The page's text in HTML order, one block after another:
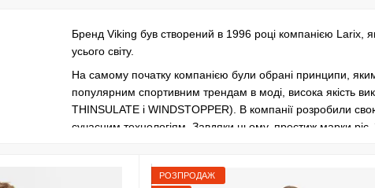
Бренд Viking був створений в 1996 році компанією Larix,
усього світу.
На самому початку компанією були обрані принципи,
популярним спортивним трендам в моді, висока якість
THINSULATE і WINDSTOPPER). В компанії розробили
сучасним технологіям. Завдяки цьому, престиж марки ріс,
На своїй батьківщині Viking займається фінансуванням
гірськолижною організацією Польщі, підтримуючи
РОЗПРОДАЖ